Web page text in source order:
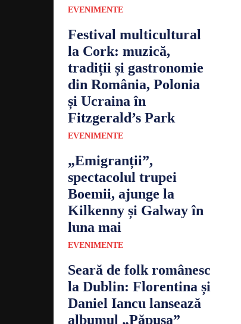
EVENIMENTE
Festival multicultural
la Cork: muzică,
tradiții și gastronomie
din România, Polonia
și Ucraina în
Fitzgerald’s Park
EVENIMENTE
„Emigranții”,
spectacolul trupei
Boemii, ajunge la
Kilkenny și Galway în
luna mai
EVENIMENTE
Seară de folk românesc
la Dublin: Florentina și
Daniel Iancu lansează
albumul „Păpușa”